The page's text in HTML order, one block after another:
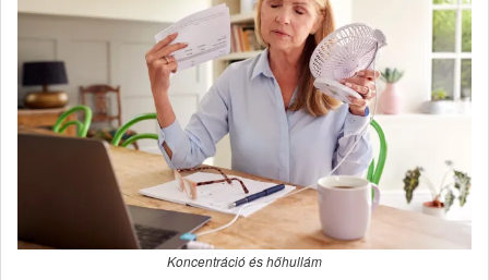
Koncentráció és hőhullám